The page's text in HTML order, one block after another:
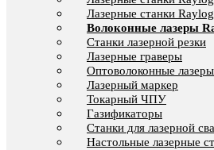
Лазерные станки
Волоконные лазеры
Станки лазерной резки
Лазерные граверы
Оптоволоконные лазеры
Лазерный маркер
Токарный ЧПУ
Газификаторы
Cтанки для лазерной
Настольные лазерные